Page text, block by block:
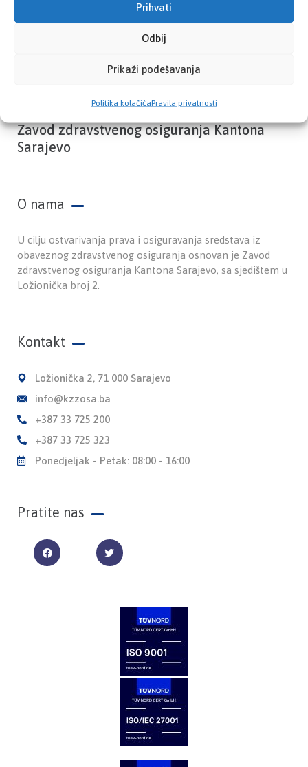
Prihvati
Odbij
Prikaži podešavanja
Politika kolačićaPravila privatnosti
Zavod zdravstvenog osiguranja Kantona
Sarajevo
O nama
U cilju ostvarivanja prava i osiguravanja sredstava iz
obaveznog zdravstvenog osiguranja osnovan je Zavod
zdravstvenog osiguranja Kantona Sarajevo, sa sjedištem u
Ložionička broj 2.
Kontakt
Ložionička 2, 71 000 Sarajevo
info@kzzosa.ba
+387 33 725 200
+387 33 725 323
Ponedjeljak - Petak: 08:00 - 16:00
Pratite nas